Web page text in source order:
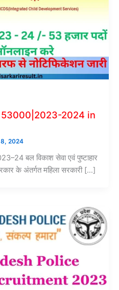
53000|2023-2024 in
2024
बल विकाश सेवा एवं पुष्टाहार
के अंतर्गत महिला सरकारी […]